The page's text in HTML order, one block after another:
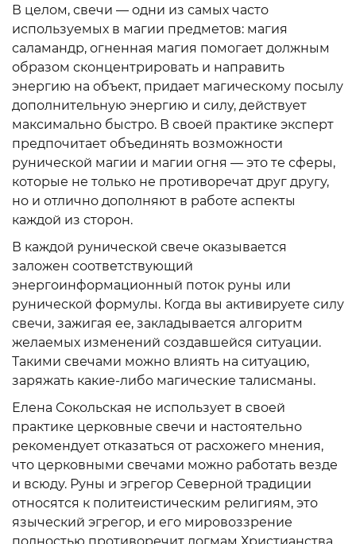
В целом, свечи — одни из самых часто
используемых в магии предметов: магия
саламандр, огненная магия помогает должным
образом сконцентрировать и направить
энергию на объект, придает магическому посылу
дополнительную энергию и силу, действует
максимально быстро. В своей практике эксперт
предпочитает объединять возможности
рунической магии и магии огня — это те сферы,
которые не только не противоречат друг другу,
но и отлично дополняют в работе аспекты
каждой из сторон.
В каждой рунической свече оказывается
заложен соответствующий
энергоинформационный поток руны или
рунической формулы. Когда вы активируете силу
свечи, зажигая ее, закладывается алгоритм
желаемых изменений создавшейся ситуации.
Такими свечами можно влиять на ситуацию,
заряжать какие-либо магические талисманы.
Елена Сокольская не использует в своей
практике церковные свечи и настоятельно
рекомендует отказаться от расхожего мнения,
что церковными свечами можно работать везде
и всюду. Руны и эгрегор Северной традиции
относятся к политеистическим религиям, это
языческий эгрегор, и его мировоззрение
полностью противоречит догмам Христианства.